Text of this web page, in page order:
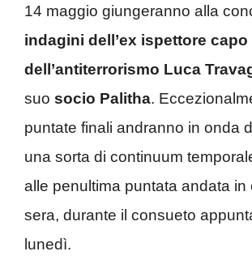
14 maggio giungeranno alla
indagini dell’ex ispettore capo
dell’antiterrorismo Luca
suo socio Palitha.
puntate finali andranno in onda
una sorta di continuum
alle penultima puntata andata in
sera, durante il consueto
lunedì.